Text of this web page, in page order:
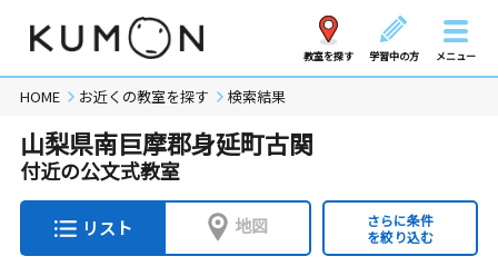
教室を探す 学習中の方 メニュー
HOME お近くの教室を探す 検索結果
山梨県南巨摩郡身延町古関
付近の公文式教室
リスト 地図
さらに条件
を絞り込む